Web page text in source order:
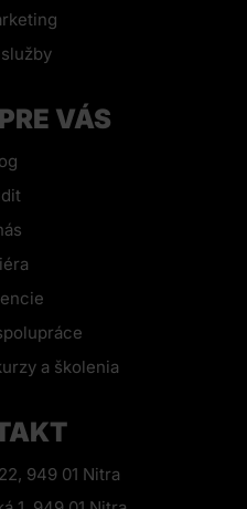
VÁS
a školenia
949 01 Nitra